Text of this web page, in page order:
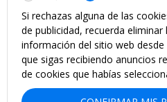
Si rechazas alguna de las
de publicidad, recuerda eliminar
información del sitio web desde
que sigas recibiendo anuncios
de cookies que habías